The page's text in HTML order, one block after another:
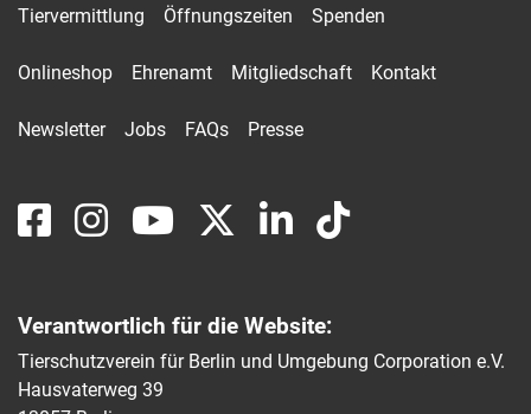
Tiervermittlung Öffnungszeiten Spenden
Onlineshop Ehrenamt Mitgliedschaft Kontakt
Newsletter Jobs FAQs Presse
Verantwortlich für die Website:
Tierschutzverein für Berlin und Umgebung Corporation e.V.
Hausvaterweg 39